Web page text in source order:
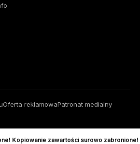
Oferta reklamowaPatronat medialny
Kopiowanie zawartości surowo zabronione!